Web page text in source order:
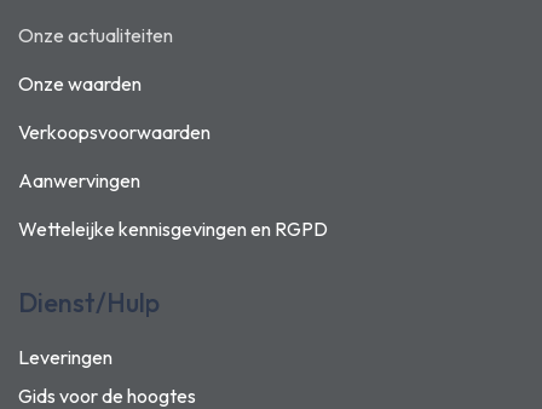
Onze actualiteiten
Onze waarden
Verkoopsvoorwaarden
Aanwervingen
Wetteleijke kennisgevingen en RGPD
Dienst/Hulp
Leveringen
Gids voor de hoogtes